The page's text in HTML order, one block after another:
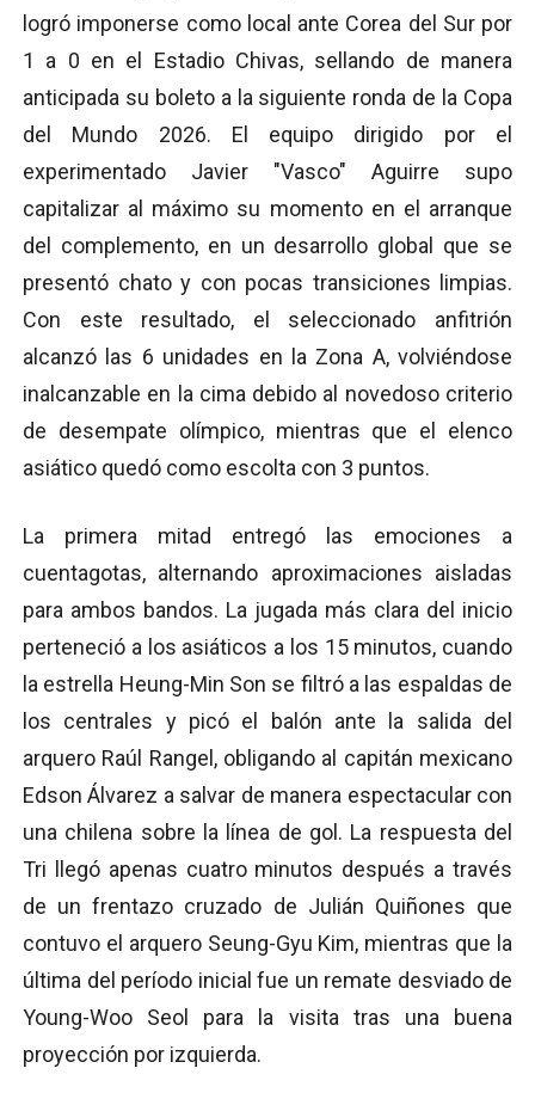
logró imponerse como local ante Corea del Sur por
1 a 0 en el Estadio Chivas, sellando de manera
anticipada su boleto a la siguiente ronda de la Copa
del Mundo 2026. El equipo dirigido por el
experimentado Javier "Vasco" Aguirre supo
capitalizar al máximo su momento en el arranque
del complemento, en un desarrollo global que se
presentó chato y con pocas transiciones limpias.
Con este resultado, el seleccionado anfitrión
alcanzó las 6 unidades en la Zona A, volviéndose
inalcanzable en la cima debido al novedoso criterio
de desempate olímpico, mientras que el elenco
asiático quedó como escolta con 3 puntos.
La primera mitad entregó las emociones a
cuentagotas, alternando aproximaciones aisladas
para ambos bandos. La jugada más clara del inicio
perteneció a los asiáticos a los 15 minutos, cuando
la estrella Heung-Min Son se filtró a las espaldas de
los centrales y picó el balón ante la salida del
arquero Raúl Rangel, obligando al capitán mexicano
Edson Álvarez a salvar de manera espectacular con
una chilena sobre la línea de gol. La respuesta del
Tri llegó apenas cuatro minutos después a través
de un frentazo cruzado de Julián Quiñones que
contuvo el arquero Seung-Gyu Kim, mientras que la
última del período inicial fue un remate desviado de
Young-Woo Seol para la visita tras una buena
proyección por izquierda.